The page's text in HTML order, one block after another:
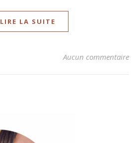
LIRE LA SUITE
Aucun commentaire